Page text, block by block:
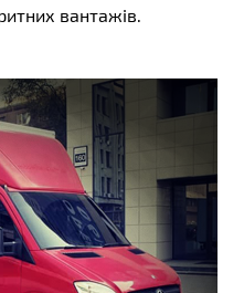
вантажів.